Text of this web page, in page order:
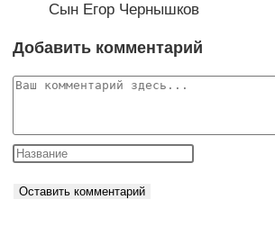
Сын Егор Чернышков
Добавить комментарий
Комментарий